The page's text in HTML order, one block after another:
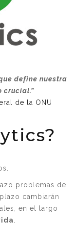
define nuestra
crucial.”
de la ONU
problemas de
cambiarán
en el largo